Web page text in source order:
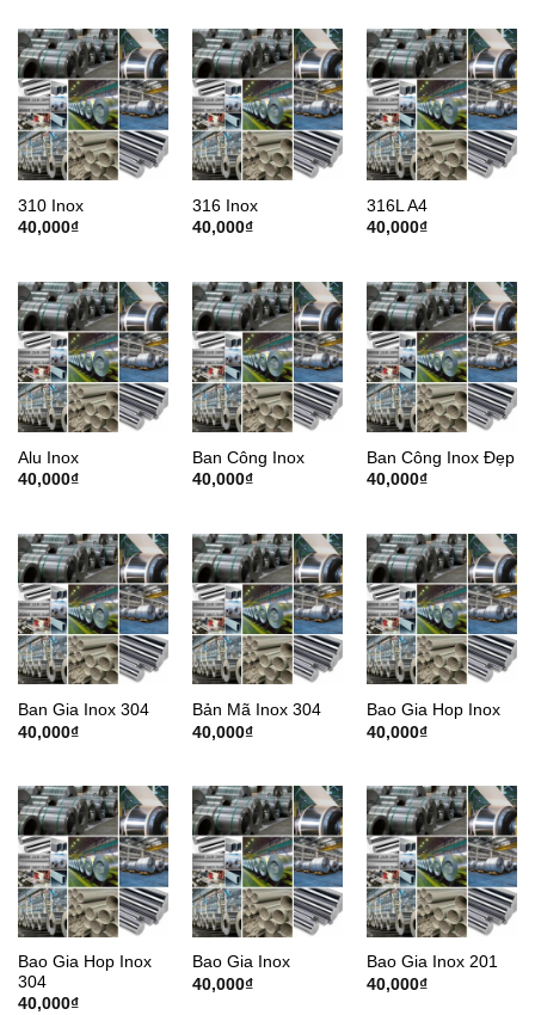
310 Inox
40,000₫
316 Inox
40,000₫
316L A4
40,000₫
Alu Inox
40,000₫
Ban Công Inox
40,000₫
Ban Công Inox Đẹp
40,000₫
Ban Gia Inox 304
40,000₫
Bản Mã Inox 304
40,000₫
Bao Gia Hop Inox
40,000₫
Bao Gia Hop Inox
304
40,000₫
Bao Gia Inox
40,000₫
Bao Gia Inox 201
40,000₫